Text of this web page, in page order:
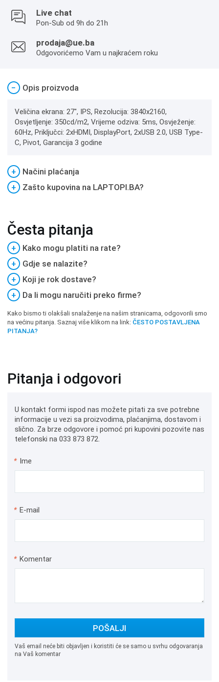
Live chat
Pon-Sub od 9h do 21h
prodaja@ue.ba
Odgovorićemo Vam u najkraćem roku
− Opis proizvoda
Veličina ekrana: 27", IPS, Rezolucija: 3840x2160,
Osvjetljenje: 350cd/m2, Vrijeme odziva: 5ms, Osvježenje:
60Hz, Priključci: 2xHDMI, DisplayPort, 2xUSB 2.0, USB Type-
C, Pivot, Garancija 3 godine
+
Načini plaćanja
+
Zašto kupovina na LAPTOPI.BA?
Česta pitanja
+
Kako mogu platiti na rate?
+
Gdje se nalazite?
+
Koji je rok dostave?
+
Da li mogu naručiti preko firme?
Kako bismo ti olakšali snalaženje na našim stranicama, odgovorili smo
na većinu pitanja. Saznaj više klikom na link: ČESTO POSTAVLJENA
PITANJA?
Pitanja i odgovori
U kontakt formi ispod nas možete pitati za sve potrebne
informacije u vezi sa proizvodima, plaćanjima, dostavom i
slično. Za brze odgovore i pomoć pri kupovini pozovite nas
telefonski na 033 873 872.
* Ime
* E-mail
* Komentar
POŠALJI
Vaš email neće biti objavljen i koristiti će se samo u svrhu odgovaranja
na Vaš komentar